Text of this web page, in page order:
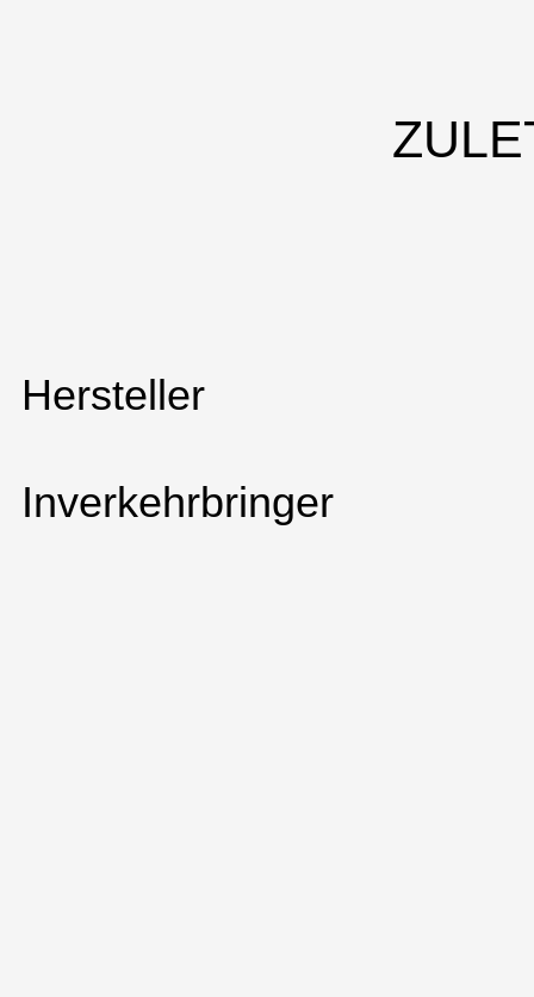
Hersteller
Inverkehrbringer